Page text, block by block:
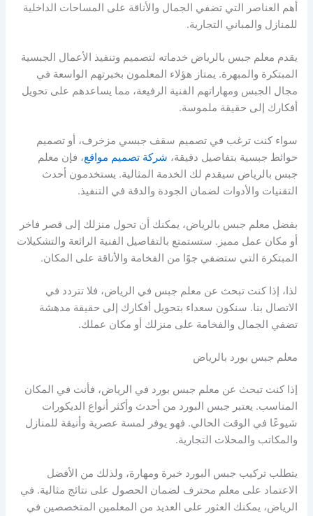
أهم العناصر التي تضفي الجمال والأناقة على المساحات الداخلية
للمنازل والمباني التجارية.
يقدم معلم جبس بالرياض خدماته لتصميم وتنفيذ الأعمال الجبسية
المبتكرة والمبهرة. يمتاز هؤلاء المعلمون بخبرتهم الواسعة في
مجال الجبس ومهاراتهم الفنية الرفيعة، مما يساعدهم على تحويل
أفكارك إلى حقيقة ملموسة.
سواء كنت ترغب في تصميم سقف جبسي مزخرف، أو تصميم
حوائط جبسية بتفاصيل دقيقة، شركة تصميم مواقع، فإن معلم
جبس بالرياض سيقدم لك الخدمة المثالية. يستخدمون أحدث
التقنيات والأدوات لضمان الجودة والدقة في التنفيذ.
بفضل معلم جبس بالرياض، يمكنك أن تحول منزلك إلى قصر فاخر
أو مكان عمل مميز. ستستمتع بالتفاصيل الفنية الرائعة والتشكيلات
المبتكرة التي ستضفي جوًا من الفخامة والأناقة على المكان.
لذا، إذا كنت تبحث عن معلم جبس في الرياض، فلا تتردد في
الاتصال بنا. سنكون سعداء بتحويل أفكارك إلى حقيقة مدهشة
تضفي الجمال والفخامة على منزلك أو مكان عملك.
معلم جبس بورد بالرياض
إذا كنت تبحث عن معلم جبس بورد في الرياض، فأنت في المكان
المناسب. يعتبر جبس البورد من أحدث وأكثر أنواع الديكورات
شيوعًا في الوقت الحالي. فهو يوفر لمسة عصرية وأنيقة للمنازل
والمكاتب والمحلات التجارية.
يتطلب تركيب جبس البورد خبرة ومهارة، ولذلك من الأفضل
الاعتماد على معلم محترف لضمان الحصول على نتائج مثالية. في
الرياض، يمكنك العثور على العديد من المعلمين المتخصصين في